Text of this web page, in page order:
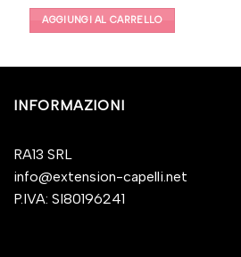
AGGIUNGI AL CARRELLO
INFORMAZIONI
RA13 SRL
info@extension-capelli.net
P.IVA: SI80196241